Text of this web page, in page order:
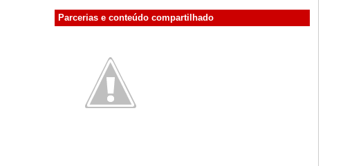
Parcerias e conteúdo compartilhado